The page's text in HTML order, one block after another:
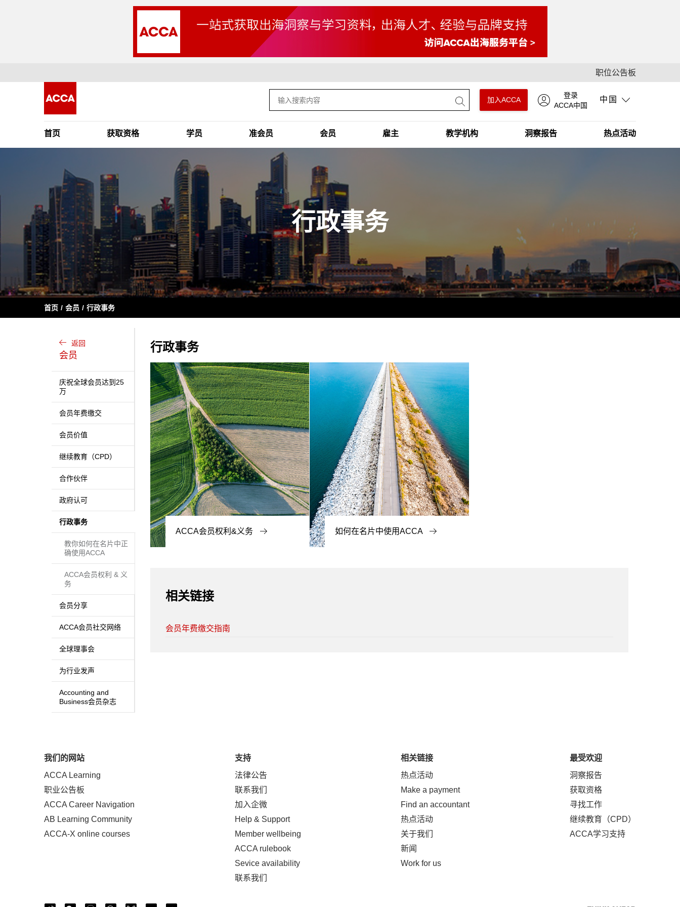
职位公告板
中国
登录
ACCA中国
加入ACCA
首页 获取资格 学员 准会员 会员 雇主 教学机构 洞察报告 热点活动
行政事务
首页 会员 行政事务
返回
会员
庆祝全球会员达到25
万
会员年费缴交
会员价值
继续教育（CPD）
合作伙伴
政府认可
行政事务
教你如何在名片中正
确使用ACCA
ACCA会员权利 & 义
务
会员分享
ACCA会员社交网络
全球理事会
为行业发声
Accounting and
Business会员杂志
行政事务
ACCA会员权利&义务 如何在名片中使用ACCA
相关链接
会员年费缴交指南
我们的网站
ACCA Learning
职业公告板
ACCA Career Navigation
AB Learning Community
ACCA-X online courses
支持
法律公告
联系我们
加入企微
Help & Support
Member wellbeing
ACCA rulebook
Sevice availability
联系我们
相关链接
热点活动
Make a payment
Find an accountant
热点活动
关于我们
新闻
Work for us
最受欢迎
洞察报告
获取资格
寻找工作
继续教育（CPD）
ACCA学习支持